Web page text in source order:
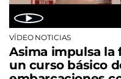
VÍDEO NOTICIAS
Asima impulsa la
un curso básico